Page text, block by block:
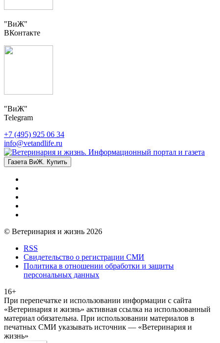
"ВиЖ"
ВКонтакте
"ВиЖ"
Telegram
+7 (495) 925 06 34
info@vetandlife.ru
Газета ВиЖ. Купить
© Ветеринария и жизнь 2026
RSS
Свидетельство о регистрации СМИ
Политика в отношении обработки и защиты
персональных данных
16+
При перепечатке и использовании информации с сайта
«Ветеринария и жизнь» активная ссылка на использованный
материал обязательна. При использовании материалов в
печатных СМИ указывать источник — «Ветеринария и
жизнь»